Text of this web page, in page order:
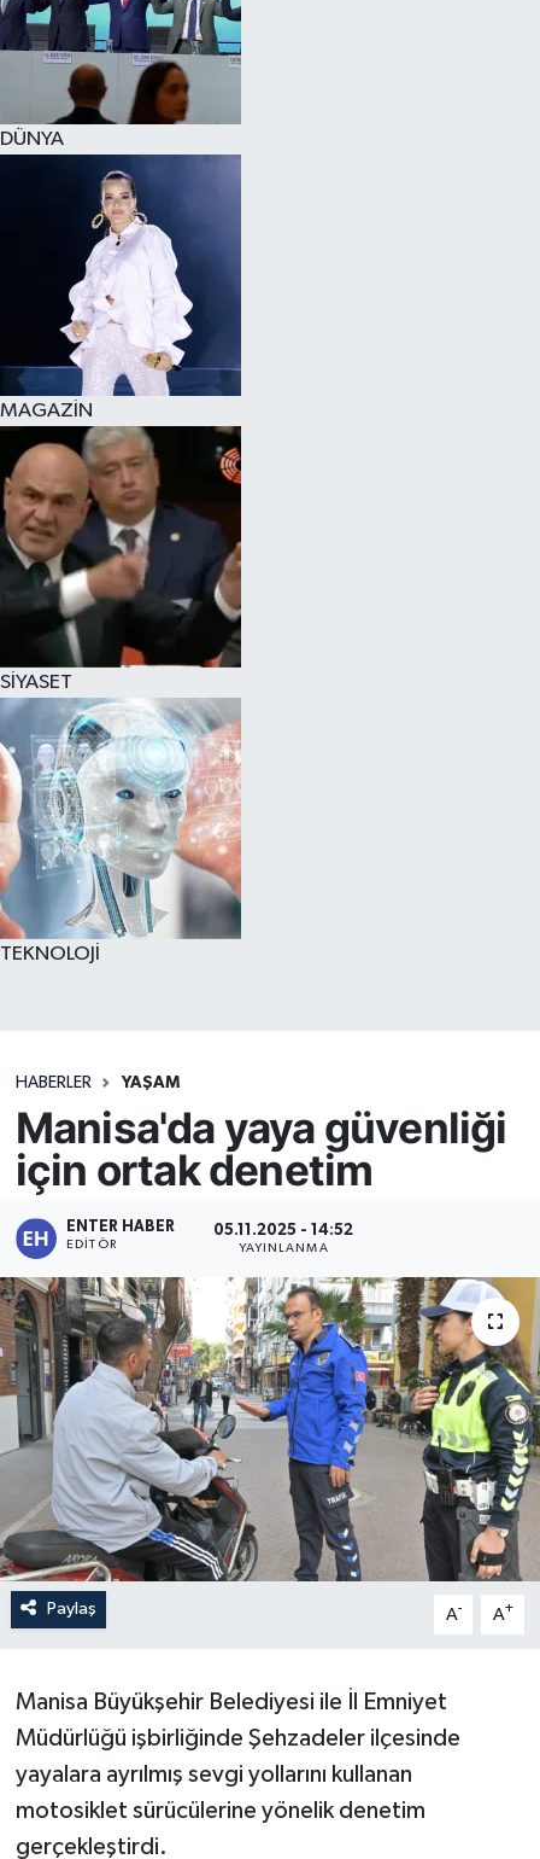
DÜNYA
MAGAZİN
SİYASET
TEKNOLOJİ
HABERLER YAŞAM
Manisa'da yaya güvenliği
için ortak denetim
ENTER HABER
EDITÖR
05.11.2025 - 14:52
YAYINLANMA
Paylaş A- A+
Manisa Büyükşehir Belediyesi ile İl Emniyet
Müdürlüğü işbirliğinde Şehzadeler ilçesinde
yayalara ayrılmış sevgi yollarını kullanan
motosiklet sürücülerine yönelik denetim
gerçekleştirdi.